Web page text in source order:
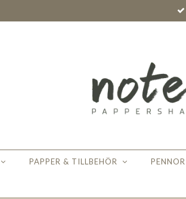
PAPPER & TILLBEHÖR PENNOR